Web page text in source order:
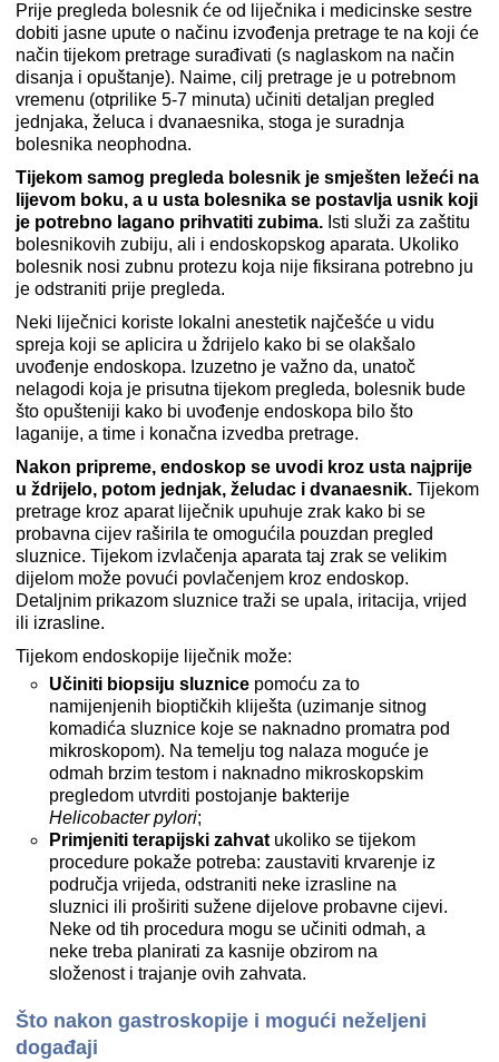
Prije pregleda bolesnik će od liječnika i medicinske sestre
dobiti jasne upute o načinu izvođenja pretrage te na koji će
način tijekom pretrage surađivati (s naglaskom na način
disanja i opuštanje). Naime, cilj pretrage je u potrebnom
vremenu (otprilike 5-7 minuta) učiniti detaljan pregled
jednjaka, želuca i dvanaesnika, stoga je suradnja
bolesnika neophodna.
Tijekom samog pregleda bolesnik je smješten ležeći na
lijevom boku, a u usta bolesnika se postavlja usnik koji
je potrebno lagano prihvatiti zubima. Isti služi za zaštitu
bolesnikovih zubiju, ali i endoskopskog aparata. Ukoliko
bolesnik nosi zubnu protezu koja nije fiksirana potrebno ju
je odstraniti prije pregleda.
Neki liječnici koriste lokalni anestetik najčešće u vidu
spreja koji se aplicira u ždrijelo kako bi se olakšalo
uvođenje endoskopa. Izuzetno je važno da, unatoč
nelagodi koja je prisutna tijekom pregleda, bolesnik bude
što opušteniji kako bi uvođenje endoskopa bilo što
laganije, a time i konačna izvedba pretrage.
Nakon pripreme, endoskop se uvodi kroz usta najprije
u ždrijelo, potom jednjak, želudac i dvanaesnik. Tijekom
pretrage kroz aparat liječnik upuhuje zrak kako bi se
probavna cijev raširila te omogućila pouzdan pregled
sluznice. Tijekom izvlačenja aparata taj zrak se velikim
dijelom može povući povlačenjem kroz endoskop.
Detaljnim prikazom sluznice traži se upala, iritacija, vrijed
ili izrasline.
Tijekom endoskopije liječnik može:
Učiniti biopsiju sluznice pomoću za to
namijenjenih bioptičkih kliješta (uzimanje sitnog
komadića sluznice koje se naknadno promatra pod
mikroskopom). Na temelju tog nalaza moguće je
odmah brzim testom i naknadno mikroskopskim
pregledom utvrditi postojanje bakterije
Helicobacter pylori;
Primjeniti terapijski zahvat ukoliko se tijekom
procedure pokaže potreba: zaustaviti krvarenje iz
područja vrijeda, odstraniti neke izrasline na
sluznici ili proširiti sužene dijelove probavne cijevi.
Neke od tih procedura mogu se učiniti odmah, a
neke treba planirati za kasnije obzirom na
složenost i trajanje ovih zahvata.
Što nakon gastroskopije i mogući neželjeni
događaji